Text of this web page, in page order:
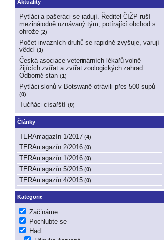
Aktuality
Pytláci a pašeráci se radují. Ředitel ČIŽP ruší
mezinárodně uznávaný tým, potírající obchod s
ohrože (2)
Počet invazních druhů se rapidně zvyšuje, varují
vědci (1)
Česká asociace veterinárních lékařů volně
žijících zvířat a zvířat zoologických zahrad:
Odborné stan (1)
Pytláci slonů v Botswaně otrávili přes 500 supů
(0)
Tučňáci císařští (0)
Články
TERAmagazín 1/2017 (4)
TERAmagazín 2/2016 (0)
TERAmagazín 1/2016 (0)
TERAmagazín 5/2015 (0)
TERAmagazín 4/2015 (0)
Kategorie
Začínáme
Pochlubte se
Hadi